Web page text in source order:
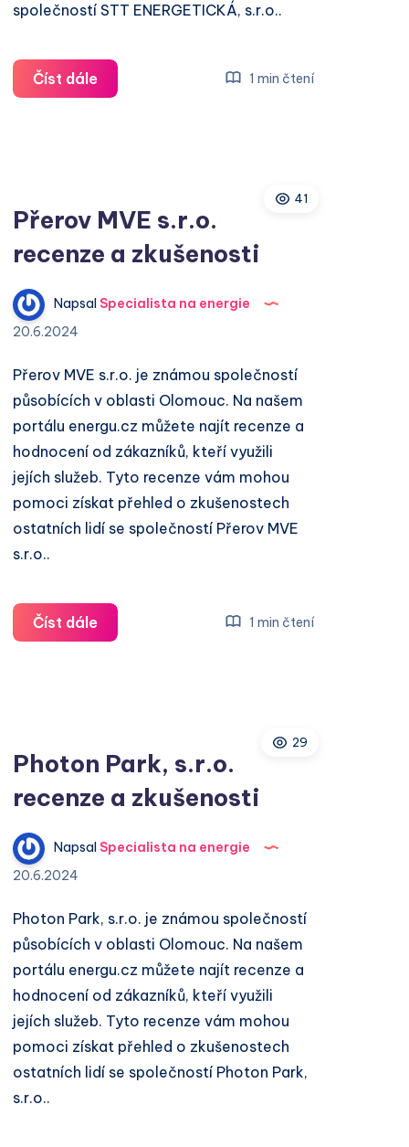
společností STT ENERGETICKÁ, s.r.o..
Číst dáleSTT
ENERGETICKÁ,
1 min čtení
41
Přerov MVE s.r.o.
recenze a zkušenosti
Napsal Specialista na energie
20.6.2024
Přerov MVE s.r.o. je známou společností
působících v oblasti Olomouc. Na našem
portálu energu.cz můžete najít recenze a
hodnocení od zákazníků, kteří využili
jejích služeb. Tyto recenze vám mohou
pomoci získat přehled o zkušenostech
ostatních lidí se společností Přerov MVE
s.r.o..
Číst dálePřerov
MVE
zkušenosti
1 min čtení
29
Photon Park, s.r.o.
recenze a zkušenosti
Napsal Specialista na energie
20.6.2024
Photon Park, s.r.o. je známou společností
působících v oblasti Olomouc. Na našem
portálu energu.cz můžete najít recenze a
hodnocení od zákazníků, kteří využili
jejích služeb. Tyto recenze vám mohou
pomoci získat přehled o zkušenostech
ostatních lidí se společností Photon Park,
s.r.o..